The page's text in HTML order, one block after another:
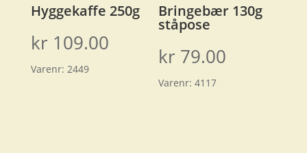
Hyggekaffe 250g
kr 109.00
Varenr: 2449
Bringebær 130g
ståpose
kr 79.00
Varenr:4117